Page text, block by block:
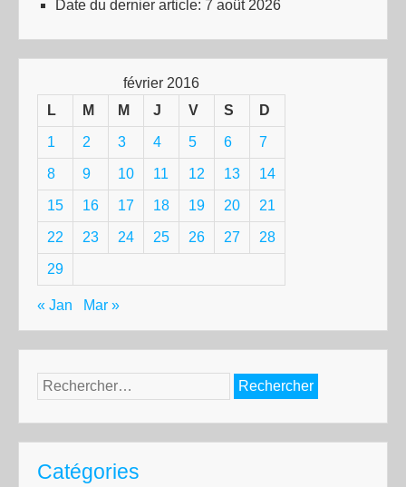
Date du dernier article: 7 août 2026
février 2016
L
M M J V S D
1 2 3 4 5 6 7
8 9 10 11 12 13 14
15 16 17 18 19 20 21
22 23 24 25 26 27 28
29
« Jan Mar »
Rechercher :
Catégories